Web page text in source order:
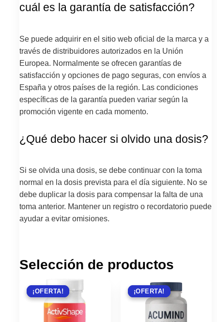
cuál es la garantía de satisfacción?
Se puede adquirir en el sitio web oficial de la marca y a
través de distribuidores autorizados en la Unión
Europea. Normalmente se ofrecen garantías de
satisfacción y opciones de pago seguras, con envíos a
España y otros países de la región. Las condiciones
específicas de la garantía pueden variar según la
promoción vigente en cada momento.
¿Qué debo hacer si olvido una dosis?
Si se olvida una dosis, se debe continuar con la toma
normal en la dosis prevista para el día siguiente. No se
debe duplicar la dosis para compensar la falta de una
toma anterior. Mantener un registro o recordatorio puede
ayudar a evitar omisiones.
Selección de productos
¡OFERTA!
¡OFERTA! ¡OFERTA!
¡OFERTA!